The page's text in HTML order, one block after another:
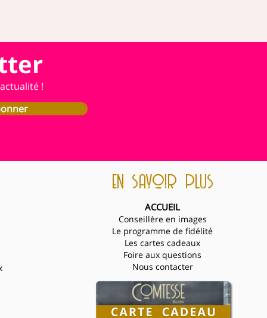
!
en savoir plus
ACCUEIL
Conseillère en images
Le programme de fidélité
Les cartes cadeaux
Foire aux questions
Nous contacter